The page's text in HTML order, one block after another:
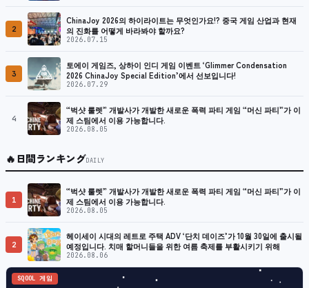
2
ChinaJoy 2026의 하이라이트는 무엇인가요!? 중국 게임 산업과 현재
의 진화를 어떻게 바라봐야 할까요?
2026.07.15
3
토에이 게임즈, 상하이 인디 게임 이벤트 ‘Glimmer Condensation
2026 ChinaJoy Special Edition’에서 선보입니다!
2026.07.29
4
“벅샷 룰렛” 개발사가 개발한 새로운 폭력 파티 게임 “머신 파티”가 이
제 스팀에서 이용 가능합니다.
2026.08.05
🔥日間ランキングDAILY
1
“벅샷 룰렛” 개발사가 개발한 새로운 폭력 파티 게임 “머신 파티”가 이
제 스팀에서 이용 가능합니다.
2026.08.05
2
헤이세이 시대의 레트로 주택 ADV ‘단치 데이즈’가 10월 30일에 출시될
예정입니다. 치매 할머니들을 위한 여름 축제를 부활시키기 위해
2026.08.06
SQOOL 게임